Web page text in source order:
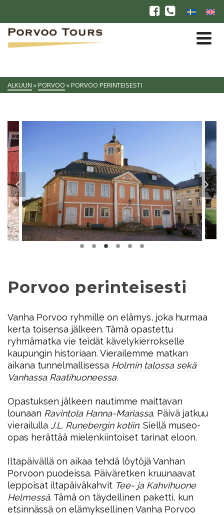
ALKUUN »PORVOO »PORVOO PERINTEISESTI
Porvoo perinteisesti
Vanha Porvoo ryhmille on elämys, joka hurmaa
kerta toisensa jälkeen. Tämä opastettu
ryhmämatka vie teidät kävelykierrokselle
kaupungin historiaan. Vierailemme matkan
aikana tunnelmallisessa Holmin talossa sekä
Vanhassa Raatihuoneessa.
Opastuksen jälkeen nautimme maittavan
lounaan Ravintola Hanna-Mariassa. Päivä jatkuu
vierailulla J.L. Runebergin kotiin. Siellä museo-
opas herättää mielenkiintoiset tarinat eloon.
Iltapäivällä on aikaa tehdä löytöjä Vanhan
Porvoon puodeissa. Päiväretken kruunaavat
leppoisat iltapäiväkahvit Tee- ja Kahvihuone
Helmessä. Tämä on täydellinen paketti, kun
etsinnässä on elämyksellinen Vanha Porvoo